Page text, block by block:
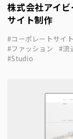
株式会社アイ
サイト制作
コーポレートサイ
ファッション
流
Studio